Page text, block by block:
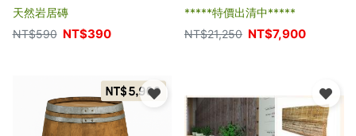
天然岩居磚
NT$590 NT$390
*****特價出清中*****
NT$21,250 NT$7,900